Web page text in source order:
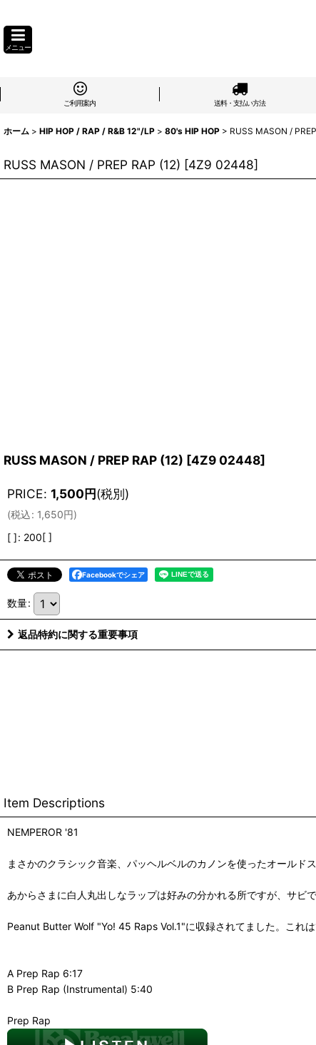
メニュー
ご利用案内 送料・支払い方法
ホーム > HIP HOP / RAP / R&B 12"/LP > 80's HIP HOP > RUSS MASON /
RUSS MASON / PREP RAP (12) [4Z9 02448]
RUSS MASON / PREP RAP (12) [4Z9 02448]
PRICE: 1,500円(税別)
(税込: 1,650円)
[ ]: 200[ ]
Facebookでシェア
数量:
返品特約に関する重要事項
Item Descriptions
NEMPEROR '81
まさかのクラシック音楽、パッヘルベルのカノンを使ったオールド
あからさまに白人丸出しなラップは好みの分かれる所ですが、サビ
Peanut Butter Wolf "Yo! 45 Raps Vol.1"に収録されてました。これは
A Prep Rap 6:17
B Prep Rap (Instrumental) 5:40
Prep Rap